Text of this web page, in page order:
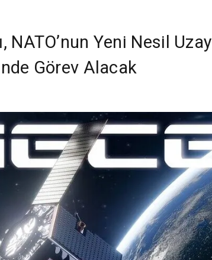
NATO’nun Yeni Nesil Uzay
Görev Alacak